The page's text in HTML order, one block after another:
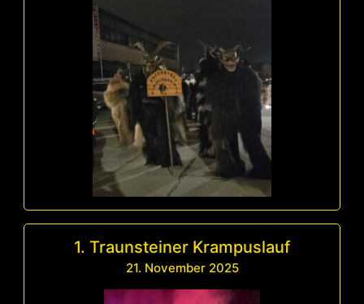
1. Traunsteiner Krampuslauf
21. November 2025